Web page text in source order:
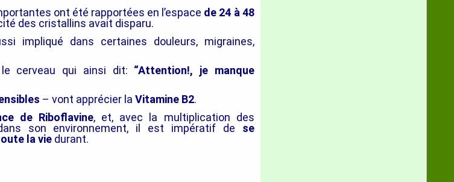
ont été rapportées en l’espace de 24 à 48
des cristallins avait disparu.
impliqué dans certaines douleurs, migraines,
le cerveau qui ainsi dit: “Attention!,
je manque
– vont apprécier la Vitamine B2.
de Riboflavine, et, avec la multiplication des
son environnement, il est impératif de se
la viedurant.